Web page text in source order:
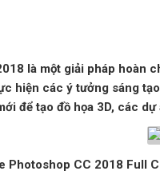
là một giải pháp hoàn
hiện các ý tưởng sáng
để tạo đồ họa 3D, các dự
Photoshop CC 2018 Full